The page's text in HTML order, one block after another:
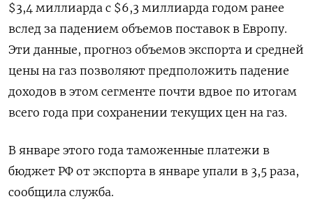
$3,4 миллиарда с $6,3 миллиарда годом ранее
вслед за падением объемов поставок в Европу.
Эти данные, прогноз объемов экспорта и средней
цены на газ позволяют предположить падение
доходов в этом сегменте почти вдвое по итогам
всего года при сохранении текущих цен на газ.
В январе этого года таможенные платежи в
бюджет РФ от экспорта в январе упали в 3,5 раза,
сообщила служба.